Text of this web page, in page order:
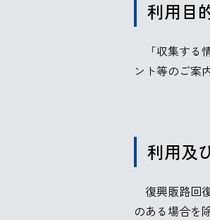
利用目
「収集す
ント等のご案
利用及
復興販路回
のある場合を